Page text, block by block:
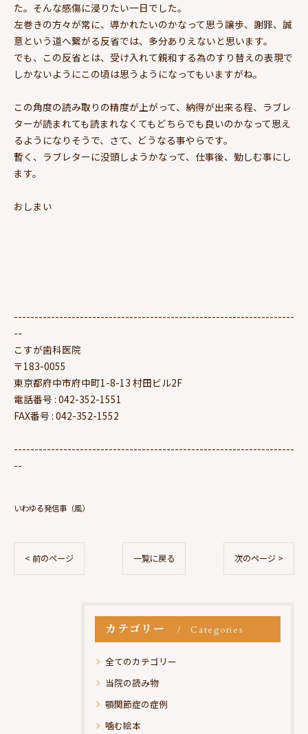
た。そんな感傷に浸りたい一日でした。
左巻きの方々が常に、導かれたいのかなって思う譲歩、謝罪、誠
意という道へ繋がる反省では、多分ありえないと思います。
でも、この反省とは、受け入れて親和する為のすり替えの表現で
しかないようにこの頃は思うようになってもいますがね。
この角度の読み取りの精度が上がって、納得が出来る程、ラブレ
ターが読まれても読まれなくてもどちらでも良いのかなって思え
るようになりそうで、さて、どうなる事やらです。
暫く、ラブレターに没頭しようかなって、仕事後、勤しむ事にし
ます。
おしまい
--------------------------------------------------------------------
--
こすが歯科医院
〒183-0055
東京都府中市府中町1-8-13 村田ビル2F
電話番号 : 042-352-1551
FAX番号 : 042-352-1552
--------------------------------------------------------------------
--
いわゆる発信事（風）
< 前のページ 一覧に戻る 次のページ >
カテゴリー Categories
全てのカテゴリー
当院の読み物
顎関節症の症例
噛む絵本